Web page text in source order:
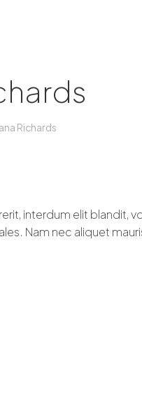
Richards
interdum elit blandit,
Nam nec aliquet